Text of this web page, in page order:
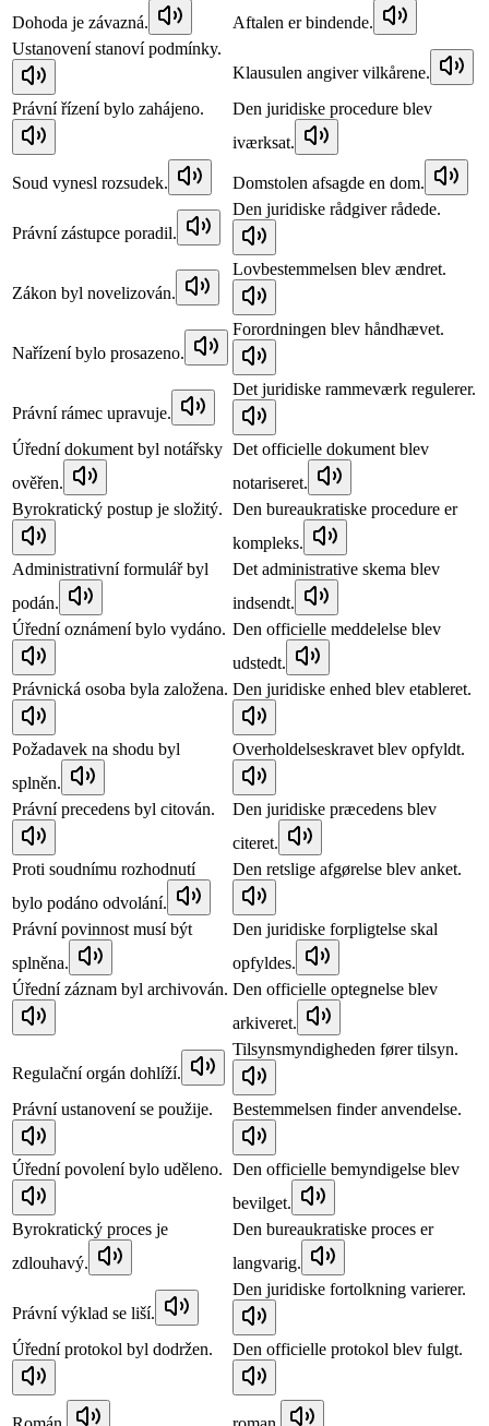
Dohoda je závazná.
Aftalen er bindende.
Ustanovení stanoví podmínky.
Klausulen angiver vilkårene.
Právní řízení bylo zahájeno.
Den juridiske procedure blev
iværksat.
Soud vynesl rozsudek. Domstolen afsagde en dom.
Právní zástupce poradil.
Den juridiske rådgiver rådede.
Zákon byl novelizován.
Lovbestemmelsen blev ændret.
Nařízení bylo prosazeno.
Forordningen blev håndhævet.
Právní rámec upravuje.
Det juridiske rammeværk regulerer.
Úřední dokument byl notářsky
ověřen.
Det officielle dokument blev
notariseret.
Byrokratický postup je složitý. Den bureaukratiske procedure er
kompleks.
Administrativní formulář byl
podán.
Det administrative skema blev
indsendt.
Úřední oznámení bylo vydáno. Den officielle meddelelse blev
udstedt.
Právnická osoba byla založena. Den juridiske enhed blev etableret.
Požadavek na shodu byl
splněn.
Overholdelseskravet blev opfyldt.
Právní precedens byl citován.
Den juridiske præcedens blev
citeret.
Proti soudnímu rozhodnutí
bylo podáno odvolání.
Den retslige afgørelse blev anket.
Právní povinnost musí být
splněna.
Den juridiske forpligtelse skal
opfyldes.
Úřední záznam byl archivován. Den officielle optegnelse blev
arkiveret.
Regulační orgán dohlíží.
Tilsynsmyndigheden fører tilsyn.
Právní ustanovení se použije. Bestemmelsen finder anvendelse.
Úřední povolení bylo uděleno. Den officielle bemyndigelse blev
bevilget.
Byrokratický proces je
zdlouhavý.
Den bureaukratiske proces er
langvarig.
Právní výklad se liší.
Den juridiske fortolkning varierer.
Úřední protokol byl dodržen. Den officielle protokol blev fulgt.